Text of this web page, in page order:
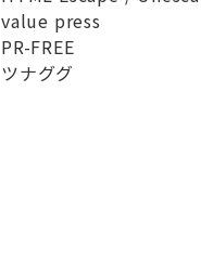
value press
PR-FREE
ツナググ